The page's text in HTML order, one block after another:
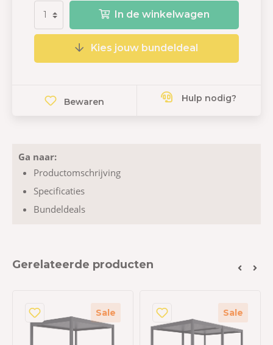
In de winkelwagen
Kies jouw bundeldeal
Bewaren Hulp nodig?
Ga naar:
Productomschrijving
Specificaties
Bundeldeals
Gerelateerde producten
Sale Sale